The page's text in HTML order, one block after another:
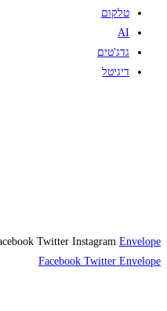
טלקום
AI
גדג'טים
דיגיטל
Twitter Instagram Envelope
Facebook Twitter Envelope